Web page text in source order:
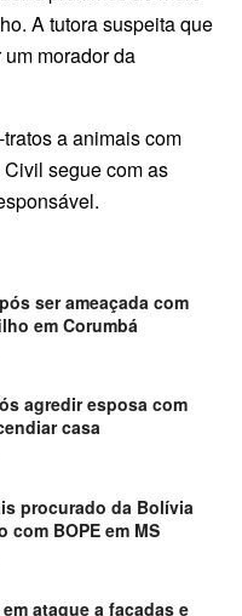
A tutora suspeita que
morador da
a animais com
segue com as
ser ameaçada com
em Corumbá
agredir esposa com
casa
procurado da Bolívia
com BOPE em MS
ataque a facadas e